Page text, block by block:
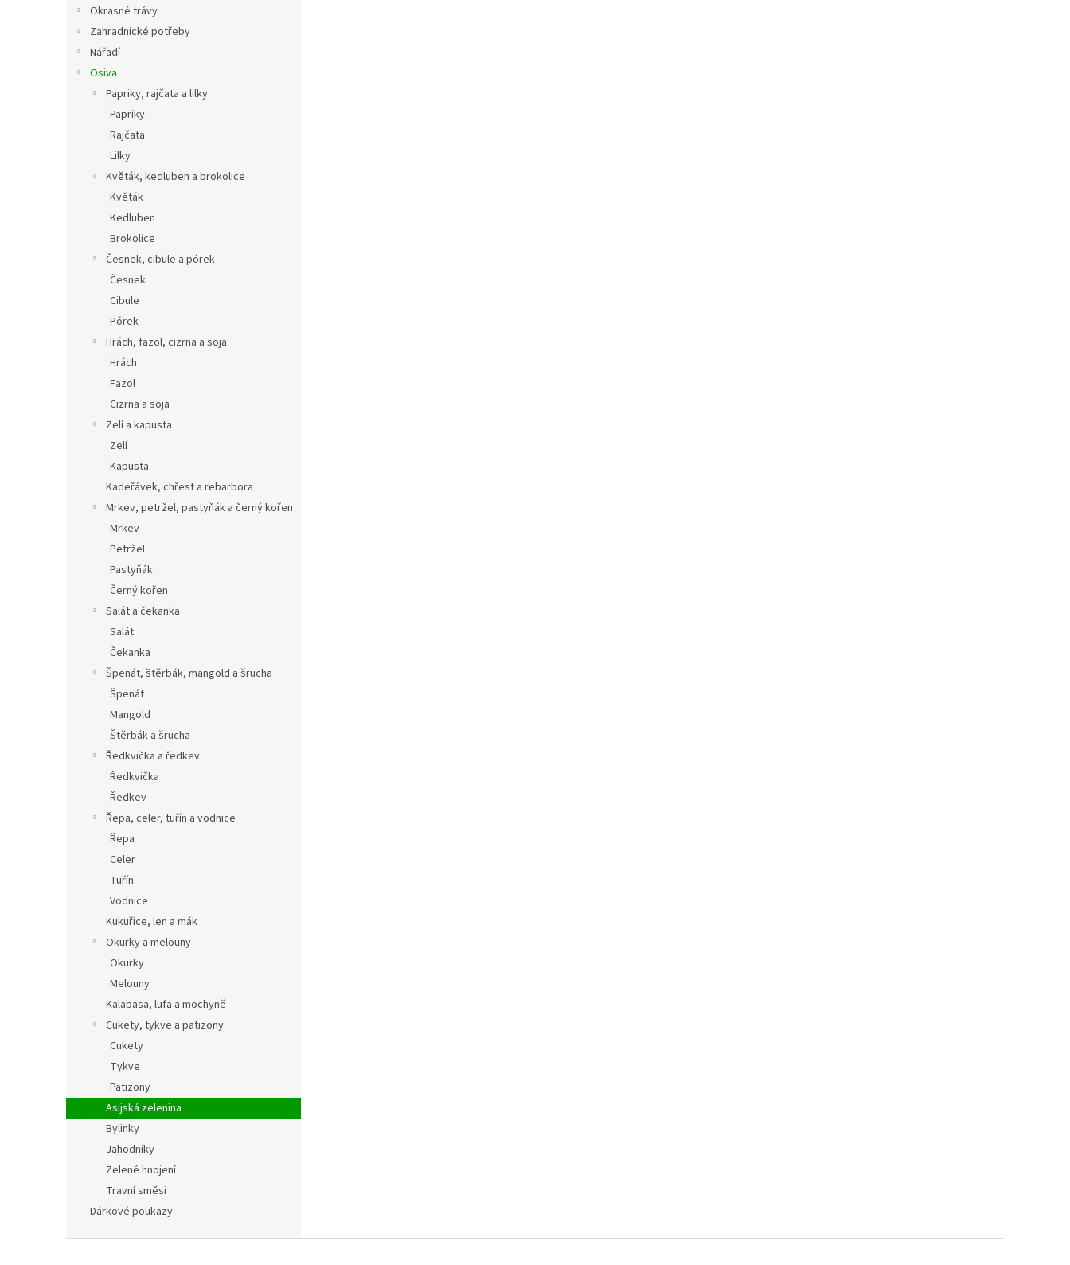
Okrasné trávy
Zahradnické potřeby
Nářadí
Osiva
Papriky, rajčata a lilky
Papriky
Rajčata
Lilky
Květák, kedluben a brokolice
Květák
Kedluben
Brokolice
Česnek, cibule a pórek
Česnek
Cibule
Pórek
Hrách, fazol, cizrna a soja
Hrách
Fazol
Cizrna a soja
Zelí a kapusta
Zelí
Kapusta
Kadeřávek, chřest a rebarbora
Mrkev, petržel, pastyňák a černý kořen
Mrkev
Petržel
Pastyňák
Černý kořen
Salát a čekanka
Salát
Čekanka
Špenát, štěrbák, mangold a šrucha
Špenát
Mangold
Štěrbák a šrucha
Ředkvička a ředkev
Ředkvička
Ředkev
Řepa, celer, tuřín a vodnice
Řepa
Celer
Tuřín
Vodnice
Kukuřice, len a mák
Okurky a melouny
Okurky
Melouny
Kalabasa, lufa a mochyně
Cukety, tykve a patizony
Cukety
Tykve
Patizony
Asijská zelenina
Bylinky
Jahodníky
Zelené hnojení
Travní směsi
Dárkové poukazy